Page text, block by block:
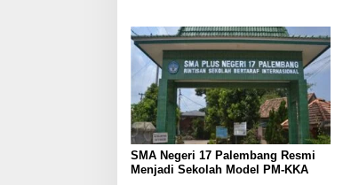
SMA Negeri 17 Palembang Resmi
Menjadi Sekolah Model PM-KKA